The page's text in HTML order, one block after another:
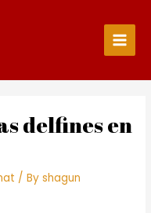
Main
delfines en
/ Byshagun